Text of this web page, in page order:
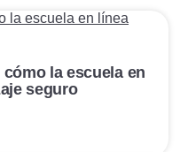
la escuela en
seguro